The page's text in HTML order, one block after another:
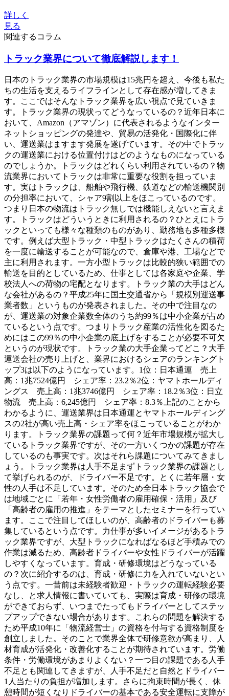
詳しく
見る
関連するコラム
トラック業界について徹底解説します！
日本のトラック業界の市場規模は15兆円を超え、今後も私た
ちの生活を支えるライフラインとして存在感が増してきま
す。ここではそんなトラック業界を広い視点で見ていきま
す。トラック業界の現状ってどうなっているの？近年日本に
おいて、Amazon（アマゾン）に代表されるようなインター
ネットショッピングの発達や、貿易の活発化・国際化に伴
い、運送業はますます発展を遂げています。その中でトラッ
クの運送業における位置付けはどのようなものになっている
のでしょうか。トラックはどれくらい利用されているの？物
流業界においてトラックは非常に重要な役割を担っていま
す。実はトラックは、船舶や飛行機、鉄道などの輸送機関別
の分担率において、シャア9割以上をほこっているのです。
つまり日本の物流はトラック無しでは機能しえないと言えま
す。トラックはどういうときに利用されるの？ひとえにトラ
ックといっても様々な種類のものがあり、勤務地も多種多様
です。例えば大型トラック・中型トラックはたくさんの積荷
を一度に輸送することが可能なので、倉庫や港、工場などで
主に利用されます。一方小型トラックは比較的狭い範囲での
輸送を目的としているため、仕事としては各家庭や企業、学
校法人への荷物の宅配となります。トラック業の大手はどん
な会社があるの？平成25年に国土交通省から「規模別運送事
業者数」というものが発表されました。その中で注目なの
が、運送業の対象企業数全体のうち約99％は中小企業が占め
ているという点です。つまりトラック産業の活性化を図るた
めにはこの99％の中小企業の底上げをすることが必要不可欠
というのが現状です。トラック業の大手企業ってどこ？大手
運送会社の売り上げと、業界におけるシェアのランキングト
ップ3は以下のようになっています。1位：日本通運 売上
高：1兆7524億円 シェア率：23.2％2位：ヤマトホールディ
ングス 売上高：1兆3746億円 シェア率：18.2％3位：日立
物流 売上高：6,245億円 シェア率：8.3％上記のことから
わかるように、運送業界は日本通運とヤマトホールディング
スの2社が高い売上高・シェア率をほこっていることがわか
ります。トラック業界の課題って何？近年市場規模が拡大し
ているトラック業界ですが、その一方いくつかの課題が存在
しているのも事実です。次はそれら課題についてみてきまし
ょう。トラック業界は人手不足まずトラック業界の課題とし
て挙げられるのが、ドライバー不足です。とくに若年層・女
性の人手は不足しています。そのため全日本トラック協会で
は地域ごとに「若年・女性労働者の雇用確保・活用」及び
「高齢者の雇用の推進」をテーマとしたセミナーを行ってい
ます。ここで注目してほしいのが、高齢者のドライバーも募
集しているという点です。力仕事が多いイメージがあるトラ
ック業界ですが、大型トラックになればなるほど手積みでの
作業は減るため、高齢者ドライバーや女性ドライバーが活躍
しやすくなっています。育成・研修環境はどうなっている
の？次に紹介するのは、育成・研修に力を入れていないとい
う点です。一昔前は未経験者歓迎・トラックの運転経験必要
なし、と求人情報に書いていても、実際は育成・研修の環境
ができておらず、いつまでたってもドライバーとしてステッ
プアップできない場合があります。これらの問題を解決する
ため平成10年に「物流経営士」の資格を付与する資格制度を
創立しました。そのことで業界全体で研修意欲が高まり、人
材育成が活発化・改善化することが期待されています。労働
条件・労働環境があまりよくない？一つ目の課題である人手
不足とも関連してきますが、人手不足だと自然とドライバー
1人当たりの負担が増加します。さらに拘束時間が長く、休
憩時間が短くなりドライバーの基本である安全運転に支障が